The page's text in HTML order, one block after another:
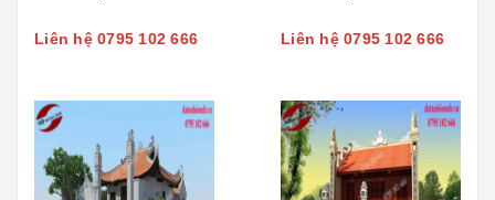
Liên hệ 0795 102 666 Liên hệ 0795 102 666